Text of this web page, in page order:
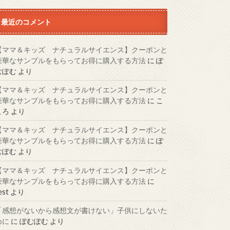
最近のコメント
ママ＆キッズ ナチュラルサイエンス】クーポンと
華なサンプルをもらってお得に購入する方法 に ぽ
ぽむ より
ママ＆キッズ ナチュラルサイエンス】クーポンと
華なサンプルをもらってお得に購入する方法 に こ
ろ より
ママ＆キッズ ナチュラルサイエンス】クーポンと
華なサンプルをもらってお得に購入する方法 に ぽ
ぽむ より
ママ＆キッズ ナチュラルサイエンス】クーポンと
華なサンプルをもらってお得に購入する方法 に
より
感想がないから感想文が書けない」子供にしないた
に に ぽむぽむ より